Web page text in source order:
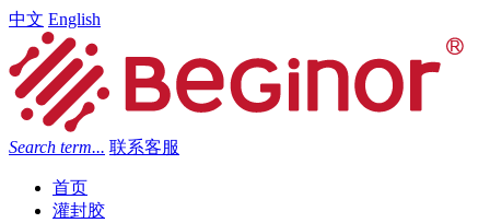
中文 English
Search term... 联系客服
首页
灌封胶